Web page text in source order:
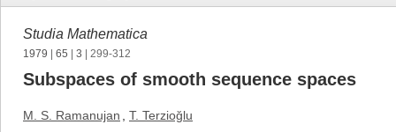
Studia Mathematica
1979 65 3 | 299-312
Subspaces of smooth sequence spaces
M. S. Ramanujan T. Terzioğlu